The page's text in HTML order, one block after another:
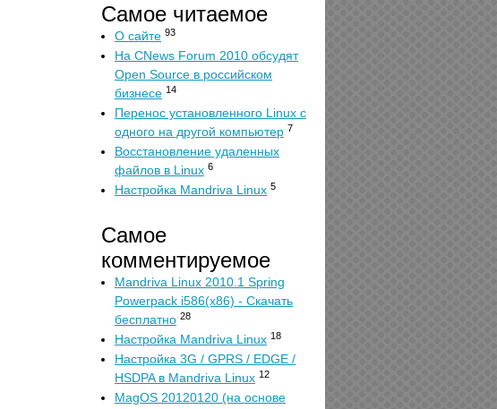
Самое читаемое
О сайте 93
На CNews Forum 2010 обсудят
Open Source в российском
бизнесе 14
Перенос установленного Linux с
одного на другой компьютер 7
Восстановление удаленных
файлов в Linux 6
Настройка Mandriva Linux 5
Самое
комментируемое
Mandriva Linux 2010.1 Spring
Powerpack i586(x86) - Скачать
бесплатно 28
Настройка Mandriva Linux 18
Настройка 3G / GPRS / EDGE /
HSDPA в Mandriva Linux 12
MagOS 20120120 (на основе